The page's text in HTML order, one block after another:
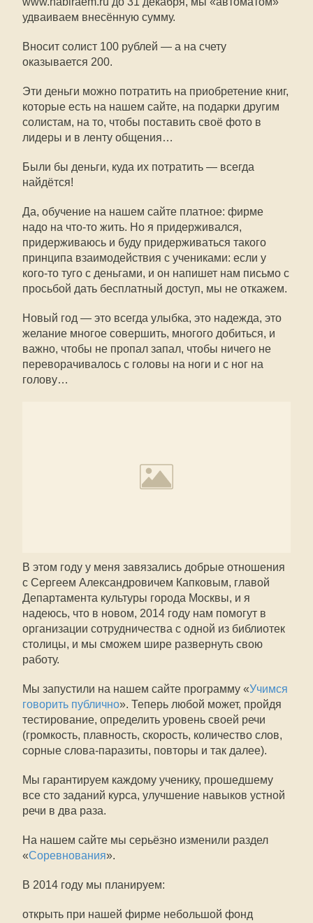
удваиваем внесённую сумму.
Вносит солист 100 рублей — а на счету
оказывается 200.
Эти деньги можно потратить на приобретение книг,
которые есть на нашем сайте, на подарки другим
солистам, на то, чтобы поставить своё фото в
лидеры и в ленту общения…
Были бы деньги, куда их потратить — всегда
найдётся!
Да, обучение на нашем сайте платное: фирме
надо на что-то жить. Но я придерживался,
придерживаюсь и буду придерживаться такого
принципа взаимодействия с учениками: если у
кого-то туго с деньгами, и он напишет нам письмо с
просьбой дать бесплатный доступ, мы не откажем.
Новый год — это всегда улыбка, это надежда, это
желание многое совершить, многого добиться, и
важно, чтобы не пропал запал, чтобы ничего не
переворачивалось с головы на ноги и с ног на
голову…
В этом году у меня завязались добрые отношения
с Сергеем Александровичем Капковым, главой
Департамента культуры города Москвы, и я
надеюсь, что в новом, 2014 году нам помогут в
организации сотрудничества с одной из библиотек
столицы, и мы сможем шире развернуть свою
работу.
Мы запустили на нашем сайте программу «Учимся
говорить публично». Теперь любой может, пройдя
тестирование, определить уровень своей речи
(громкость, плавность, скорость, количество слов,
сорные слова-паразиты, повторы и так далее).
Мы гарантируем каждому ученику, прошедшему
все сто заданий курса, улучшение навыков устной
речи в два раза.
На нашем сайте мы серьёзно изменили раздел
«Соревнования».
В 2014 году мы планируем:
открыть при нашей фирме небольшой фонд